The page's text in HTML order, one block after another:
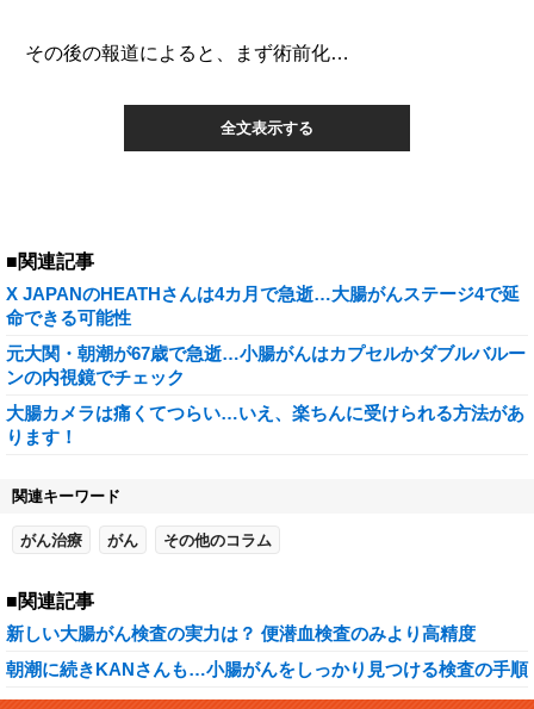
その後の報道によると、まず術前化…
全文表示する
■関連記事
X JAPANのHEATHさんは4カ月で急逝…大腸がんステージ4で延
命できる可能性
元大関・朝潮が67歳で急逝…小腸がんはカプセルかダブルバルー
ンの内視鏡でチェック
大腸カメラは痛くてつらい…いえ、楽ちんに受けられる方法があ
ります！
関連キーワード
がん治療 がん その他のコラム
■関連記事
新しい大腸がん検査の実力は？ 便潜血検査のみより高精度
朝潮に続きKANさんも…小腸がんをしっかり見つける検査の手順